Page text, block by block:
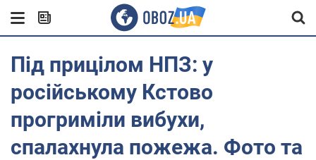
Під прицілом НПЗ: у
російському Кстово
прогриміли вибухи,
спалахнула пожежа. Фото та